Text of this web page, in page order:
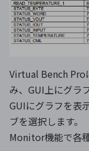
Virtual Bench Pro
み、GUI上にグラ
GUIにグラフを表
ブを選択します。
Monitor機能で各